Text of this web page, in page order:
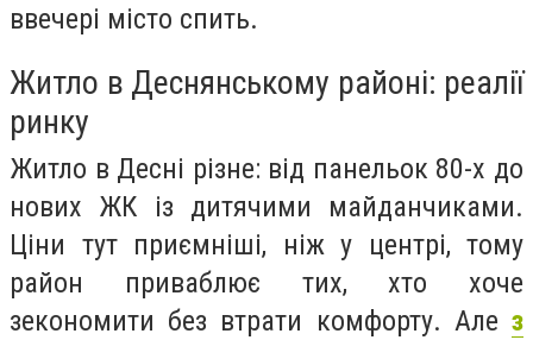
ввечері місто спить.
Житло в Деснянському районі: реалії
ринку
Житло в Десні різне: від панельок 80-х до
нових ЖК із дитячими майданчиками.
Ціни тут приємніші, ніж у центрі, тому
район приваблює тих, хто хоче
зекономити без втрати комфорту. Але з